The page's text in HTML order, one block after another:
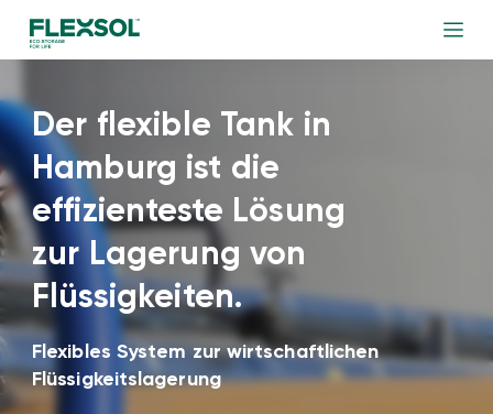
Der flexible Tank in
Hamburg ist die
effizienteste Lösung
zur Lagerung von
Flüssigkeiten.
Flexibles System zur wirtschaftlichen
Flüssigkeitslagerung